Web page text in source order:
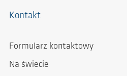
Kontakt
Formularz kontaktowy
Na świecie